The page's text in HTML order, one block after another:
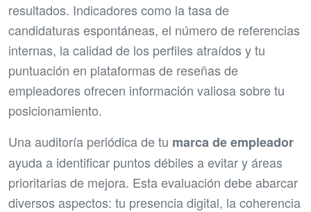
resultados. Indicadores como la tasa de
candidaturas espontáneas, el número de referencias
internas, la calidad de los perfiles atraídos y tu
puntuación en plataformas de reseñas de
empleadores ofrecen información valiosa sobre tu
posicionamiento.
Una auditoría periódica de tu marca de empleador
ayuda a identificar puntos débiles a evitar y áreas
prioritarias de mejora. Esta evaluación debe abarcar
diversos aspectos: tu presencia digital, la coherencia